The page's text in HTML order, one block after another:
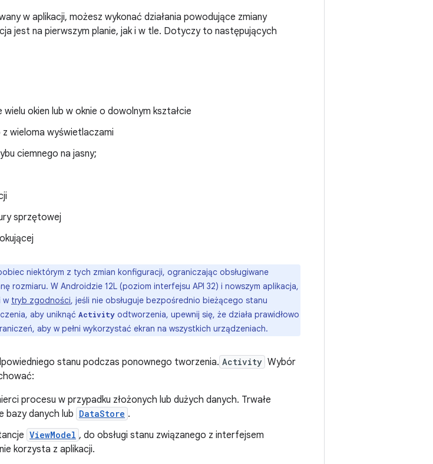
w aplikacji, możesz wykonać działania powodujące zmiany
jest na pierwszym planie, jak i w tle. Dotyczy to następujących
okien lub w oknie o dowolnym kształcie
z wieloma wyświetlaczami
ciemnego na jasny;
sprzętowej
niektórym z tych zmian konfiguracji, ograniczając obsługiwane
rozmiaru. W Androidzie 12L (poziom interfejsu API 32) i nowszym aplikacja,
w tryb zgodności, jeśli nie obsługuje bezpośrednio bieżącego stanu
aby uniknąć Activity odtworzenia, upewnij się, że działa prawidłowo
aby w pełni wykorzystać ekran na wszystkich urządzeniach.
stanu podczas ponownego tworzenia. Activity Wybór
procesu w przypadku złożonych lub dużych danych. Trwałe
bazy danych lub DataStore .
ViewModel , do obsługi stanu związanego z interfejsem
korzysta z aplikacji.